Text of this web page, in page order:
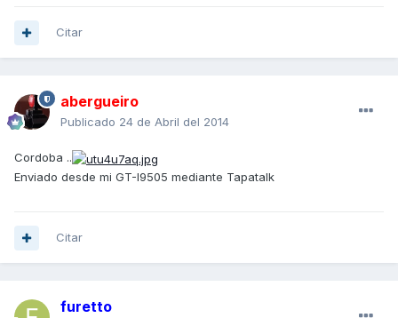
Citar
abergueiro
Publicado 24 de Abril del 2014
Cordoba ..
Enviado desde mi GT-I9505 mediante Tapatalk
Citar
furetto